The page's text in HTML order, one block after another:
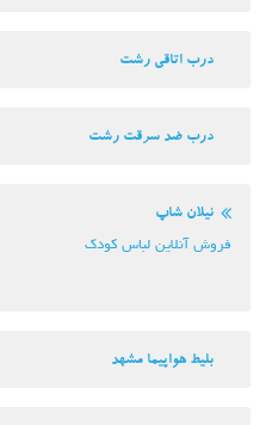
درب اتاقی رشت
درب ضد سرقت رشت
نیلان شاپ
فروش آنلاین لباس کودک
بلیط هواپیما مشهد